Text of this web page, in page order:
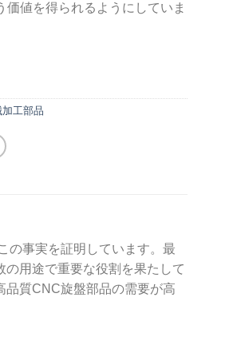
価値を得られるようにしていま
工部品
の事実を証明しています。最
用途で重要な役割を果たして
品質CNC旋盤部品の需要が高